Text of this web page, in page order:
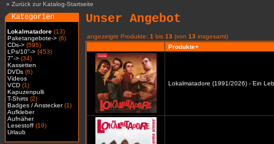
» Zurück zur Katalog-Startseite
Kategorien
Lokalmatadore (13)
Paketangebote-> (6)
CDs-> (595)
LPs/10"-> (453)
7"-> (34)
Kassetten
DVDs (6)
Videos
VCD (1)
Kapuzenpulli
T-Shirts (2)
Badges / Anstecker(1)
Aufkleber
Aufnäher
Lesestoff (19)
Urlaub
Unser Angebot
angezeigte Produkte: 1 bis 13 (von 13 insgesamt)
Produkte+
Lokalmatadore (1991/2026) - Ein